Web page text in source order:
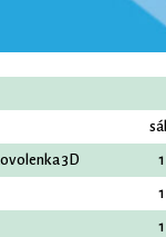
3D
1
1
1